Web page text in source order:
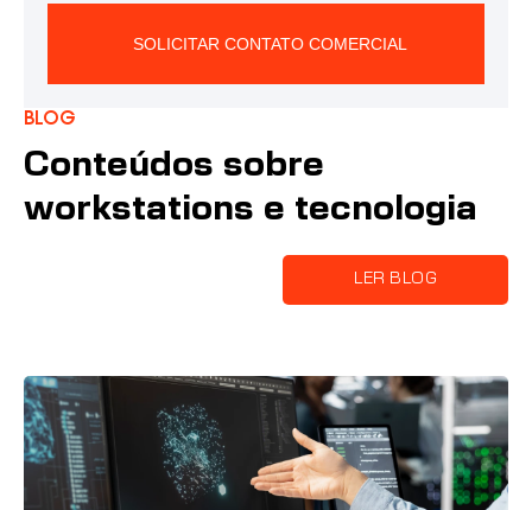
SOLICITAR CONTATO COMERCIAL
Blog
Conteúdos sobre
workstations e tecnologia
LER BLOG